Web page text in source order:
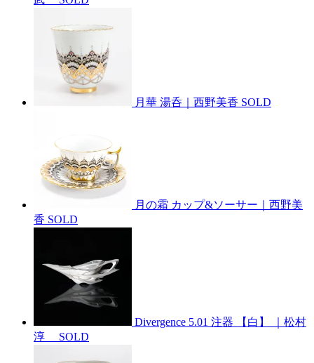
月華 湯呑｜西野美香 SOLD
月の霜 カップ&ソーサー｜西野美
香 SOLD
Divergence 5.01 注器 【白】 ｜松村
淳
SOLD